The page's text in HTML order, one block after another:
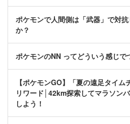
ポケモンで人間側は「武器」で対
か？
ポケモンのNN ってどういう感じで
【ポケモンGO】「夏の遠足タイム
リワード│42km探索してマラソン
しよう！